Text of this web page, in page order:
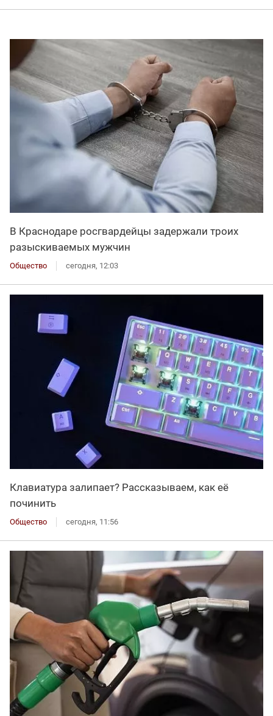
В Краснодаре росгвардейцы задержали троих
разыскиваемых мужчин
Общество сегодня, 12:03
Клавиатура залипает? Рассказываем, как её
починить
Общество сегодня, 11:56